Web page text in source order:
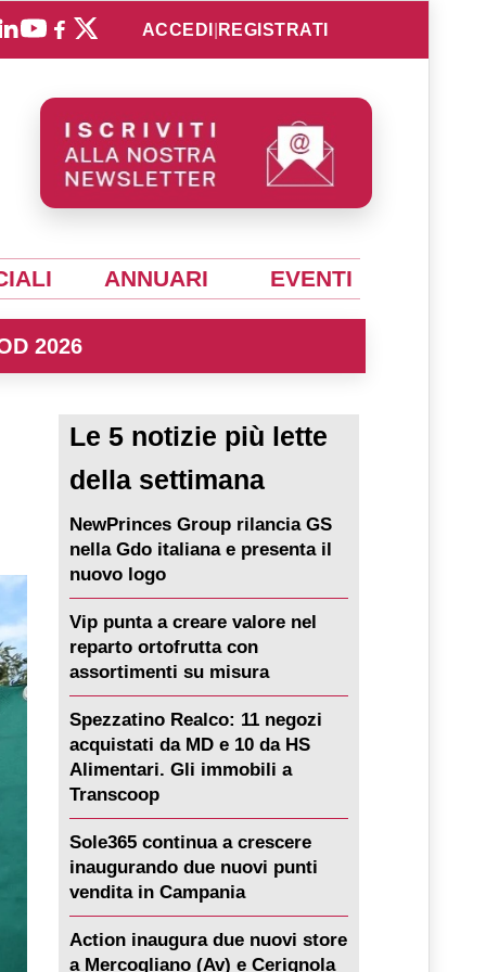
ACCEDI REGISTRATI
ANNUARI EVENTI
2026
Le 5 notizie più lette
della settimana
NewPrinces Group rilancia GS
nella Gdo italiana e presenta il
nuovo logo
Vip punta a creare valore nel
reparto ortofrutta con
assortimenti su misura
Spezzatino Realco: 11 negozi
acquistati da MD e 10 da HS
Alimentari. Gli immobili a
Transcoop
Sole365 continua a crescere
inaugurando due nuovi punti
vendita in Campania
Action inaugura due nuovi store
a Mercogliano (Av) e Cerignola